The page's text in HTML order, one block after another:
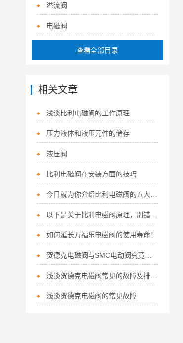
溢流阀
电磁阀
查看全部目录
相关文章
浅谈比利电磁阀的工作原理
压力液体和液压元件的储存
液压阀
比利电磁阀在安装方面的技巧
今日就为你介绍比利电磁阀的五大主要特点！
以下是关于比利电磁阀原理，别错过哦！
如何延长万福乐电磁阀的使用寿命！
贺德克电磁阀与SMC电动阀究竟有何区别？
浅谈贺德克电磁阀常见的故障及排除方法
浅谈贺德克电磁阀的常见故障